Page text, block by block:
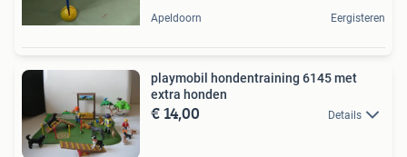
Apeldoorn Eergisteren
playmobil hondentraining 6145 met
extra honden
€ 14,00 Details